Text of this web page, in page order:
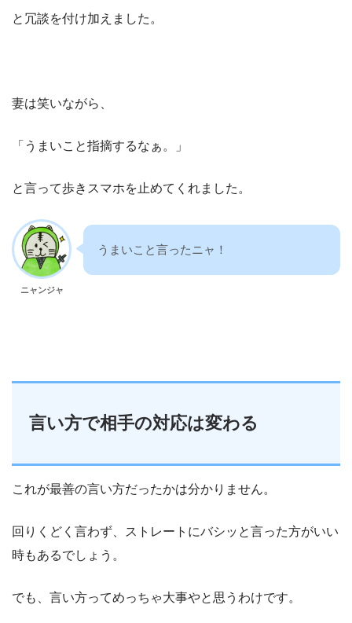
と冗談を付け加えました。
妻は笑いながら、
「うまいこと指摘するなぁ。」
と言って歩きスマホを止めてくれました。
ニャンジャ
うまいこと言ったニャ！
言い方で相手の対応は変わる
これが最善の言い方だったかは分かりません。
回りくどく言わず、ストレートにバシッと言った方がいい
時もあるでしょう。
でも、言い方ってめっちゃ大事やと思うわけです。